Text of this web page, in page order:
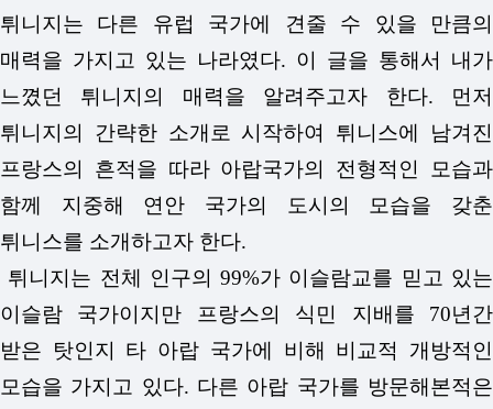
튀니지는 다른 유럽 국가에 견줄 수 있을 만큼의
매력을 가지고 있는 나라였다. 이 글을 통해서 내가
느꼈던 튀니지의 매력을 알려주고자 한다. 먼저
튀니지의 간략한 소개로 시작하여 튀니스에 남겨진
프랑스의 흔적을 따라 아랍국가의 전형적인 모습과
함께 지중해 연안 국가의 도시의 모습을 갖춘
튀니스를 소개하고자 한다.
튀니지는 전체 인구의 99%가 이슬람교를 믿고 있는
이슬람 국가이지만 프랑스의 식민 지배를 70년간
받은 탓인지 타 아랍 국가에 비해 비교적 개방적인
모습을 가지고 있다. 다른 아랍 국가를 방문해본적은